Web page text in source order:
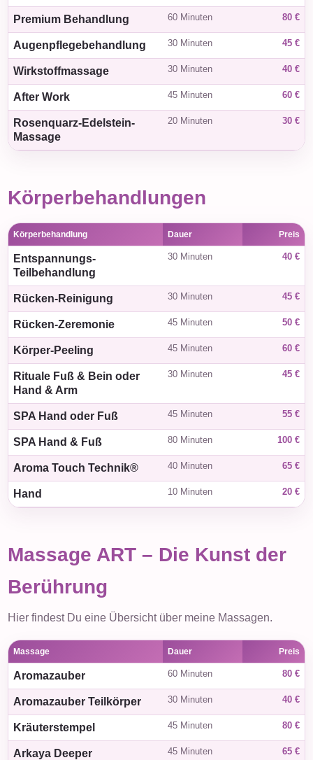
Premium Behandlung 60 Minuten 80 €
Augenpflegebehandlung 30 Minuten 45 €
Wirkstoffmassage 30 Minuten 40 €
After Work 45 Minuten 60 €
Rosenquarz-Edelstein-
Massage
20 Minuten 30 €
Körperbehandlungen
Körperbehandlung Dauer Preis
Entspannungs-
Teilbehandlung
30 Minuten 40 €
Rücken-Reinigung 30 Minuten 45 €
Rücken-Zeremonie 45 Minuten 50 €
Körper-Peeling 45 Minuten 60 €
Rituale Fuß & Bein oder
Hand & Arm
30 Minuten 45 €
SPA Hand oder Fuß 45 Minuten 55 €
SPA Hand & Fuß 80 Minuten 100 €
Aroma Touch Technik® 40 Minuten 65 €
Hand 10 Minuten 20 €
Massage ART – Die Kunst der
Berührung
Hier findest Du eine Übersicht über meine Massagen.
Massage Dauer Preis
Aromazauber 60 Minuten 80 €
Aromazauber Teilkörper 30 Minuten 40 €
Kräuterstempel 45 Minuten 80 €
Arkaya Deeper 45 Minuten 65 €